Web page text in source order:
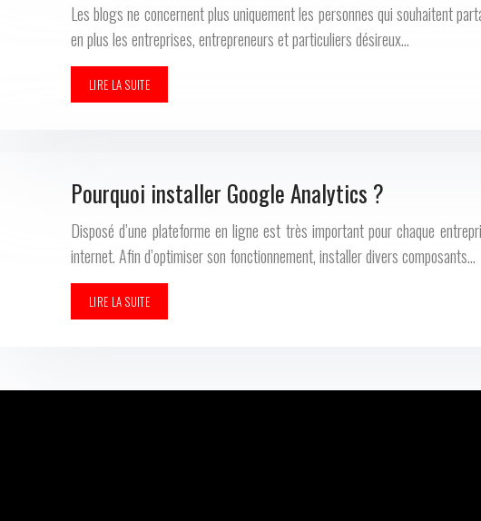
Les blogs ne concernent plus uniquement les personnes qui souhaitent
en plus les entreprises, entrepreneurs et particuliers désireux…
LIRE LA SUITE
Pourquoi installer Google Analytics ?
Disposé d’une plateforme en ligne est très important pour chaque
internet. Afin d’optimiser son fonctionnement, installer divers composants…
LIRE LA SUITE